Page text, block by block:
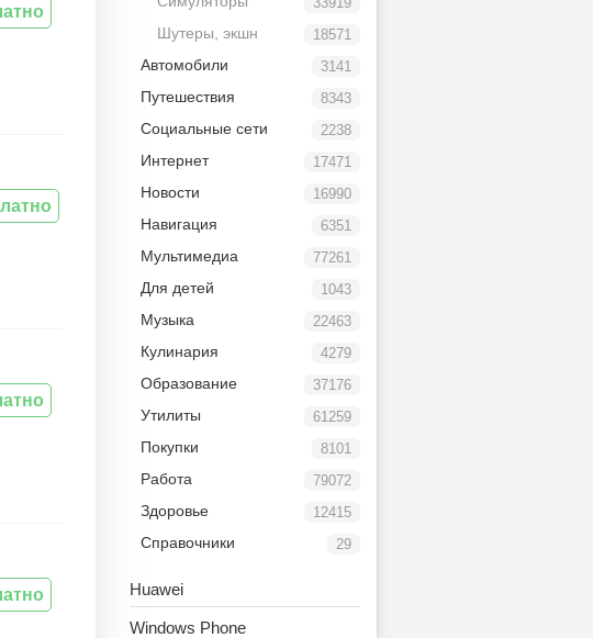
18571
Шутеры, экшн
3141
Автомобили
8343
Путешествия
2238
Социальные сети
17471
Интернет
16990
Новости
6351
Навигация
77261
Мультимедиа
1043
Для детей
22463
Музыка
4279
Кулинария
37176
Образование
61259
Утилиты
8101
Покупки
79072
Работа
12415
Здоровье
29
Справочники
Huawei
Windows Phone